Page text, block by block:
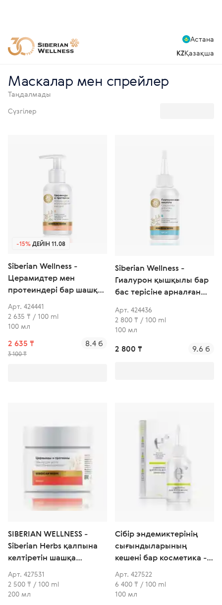
Астана
KZҚазақша
Маскалар мен спрейлер
Таңдалмады
Сүзгілер
-15%ДЕЙІН 11.08
Siberian Wellness -
Церамидтер мен
протеиндері бар шашқа
арналған флюид-күтім
Арт. 424441
2 635 ₸ / 100 ml
100 мл
2 635 ₸
3 100 ₸
8.4 б
Siberian Wellness -
Гиалурон қышқылы бар
бас терісіне арналған
Арт. 424436
2 800 ₸ / 100 ml
100 мл
2 800 ₸ 9.6 б
SIBERIAN WELLNESS -
Siberian Herbs қалпына
келтіретін шашқа
арналған маска
Арт. 427531
2 500 ₸ / 100 ml
200 мл
Сібір эндемиктерінің
сығындыларының
кешені бар косметика -
Шаштың өсуіне
арналған сусабын
Арт. 427522
6 400 ₸ / 100 ml
100 мл